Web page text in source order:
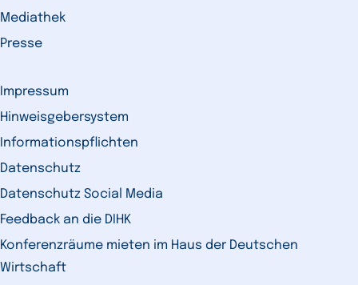
Mediathek
Presse
Impressum
Hinweisgebersystem
Informationspflichten
Datenschutz
Datenschutz Social Media
Feedback an die DIHK
Konferenzräume mieten im Haus der Deutschen
Wirtschaft